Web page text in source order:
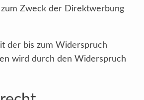
Zweck der Direktwerbung
der bis zum Widerspruch
wird durch den Widerspruch